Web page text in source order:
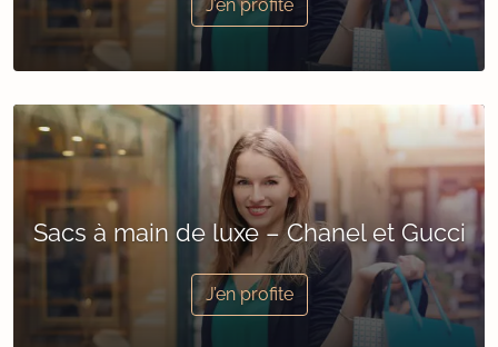
J’en profite
Sacs à main de luxe – Chanel et Gucci
J’en profite